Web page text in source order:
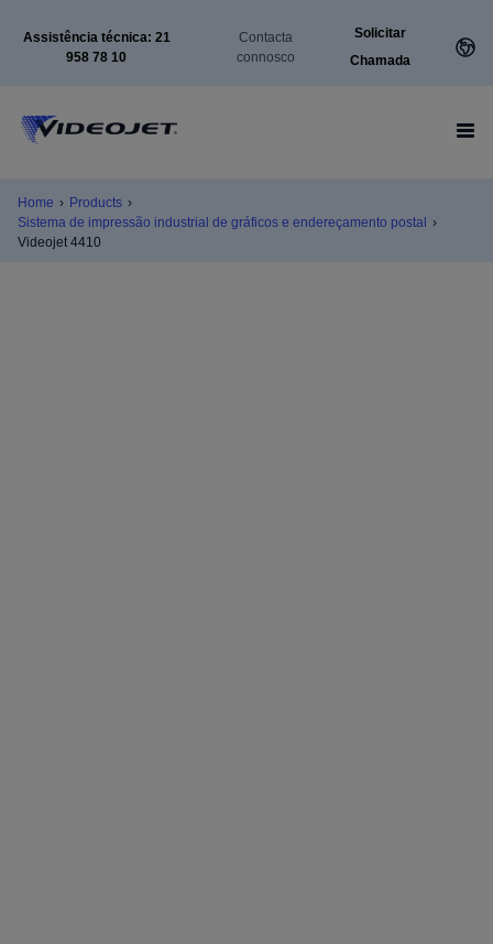
Assistência técnica: 21
958 78 10
Contacta
connosco
Solicitar
Chamada
Home › Products ›
Sistema de impressão industrial de gráficos e endereçamento postal ›
Videojet 4410